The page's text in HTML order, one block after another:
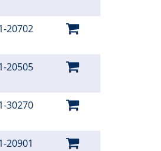
20702
20505
30270
20901